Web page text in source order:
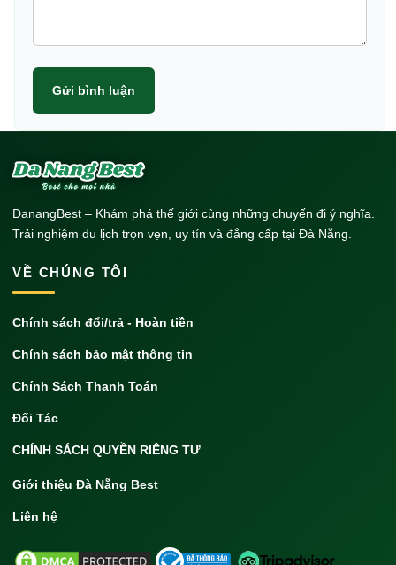
Gửi bình luận
DanangBest – Khám phá thế giới cùng những chuyến đi ý nghĩa.
Trải nghiệm du lịch trọn vẹn, uy tín và đẳng cấp tại Đà Nẵng.
VỀ CHÚNG TÔI
Chính sách đổi/trả - Hoàn tiền
Chính sách bảo mật thông tin
Chính Sách Thanh Toán
Đối Tác
CHÍNH SÁCH QUYỀN RIÊNG TƯ
Giới thiệu Đà Nẵng Best
Liên hệ